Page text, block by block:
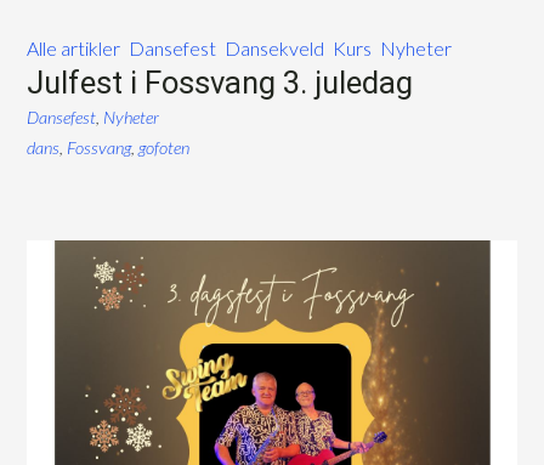
Alle artikler Dansefest Dansekveld Kurs Nyheter
Julfest i Fossvang 3. juledag
Dansefest Nyheter
dans Fossvang,gofoten